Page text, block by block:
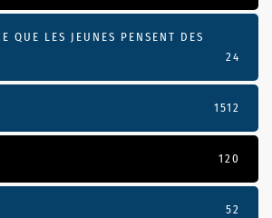
QUE LES JEUNES PENSENT DES
24
1512
120
52